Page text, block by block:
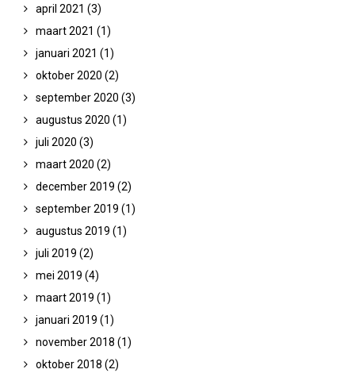
april 2021 (3)
maart 2021 (1)
januari 2021 (1)
oktober 2020 (2)
september 2020 (3)
augustus 2020 (1)
juli 2020 (3)
maart 2020 (2)
december 2019 (2)
september 2019 (1)
augustus 2019 (1)
juli 2019 (2)
mei 2019 (4)
maart 2019 (1)
januari 2019 (1)
november 2018 (1)
oktober 2018 (2)